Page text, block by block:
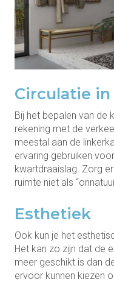
Circulatie
Bij het bepalen van de
rekening met de
meestal aan de
ervaring gebruiken
kwartdraaislag. Zorg
ruimte niet als
Esthetiek
Ook kun je het
Het kan zo zijn dat de
meer geschikt is dan
ervoor kunnen kiezen